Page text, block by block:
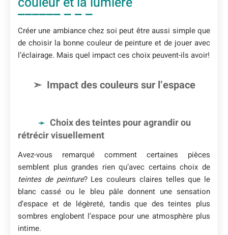
Créer une ambiance chez soi peut être aussi simple que
de choisir la bonne couleur de peinture et de jouer avec
l’éclairage. Mais quel impact ces choix peuvent-ils avoir!
Impact des couleurs sur l’espace
Choix des teintes pour agrandir ou
rétrécir visuellement
Avez-vous remarqué comment certaines pièces
semblent plus grandes rien qu’avec certains choix de
teintes de peinture? Les couleurs claires telles que le
blanc cassé ou le bleu pâle donnent une sensation
d’espace et de légèreté, tandis que des teintes plus
sombres englobent l’espace pour une atmosphère plus
intime.